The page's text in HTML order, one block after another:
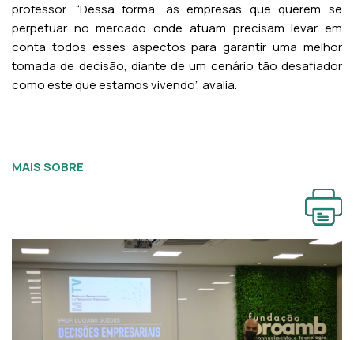
professor. “Dessa forma, as empresas que querem se
perpetuar no mercado onde atuam precisam levar em
conta todos esses aspectos para garantir uma melhor
tomada de decisão, diante de um cenário tão desafiador
como este que estamos vivendo”, avalia.
MAIS SOBRE